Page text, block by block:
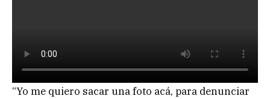
“Yo me quiero sacar una foto acá, para denunciar